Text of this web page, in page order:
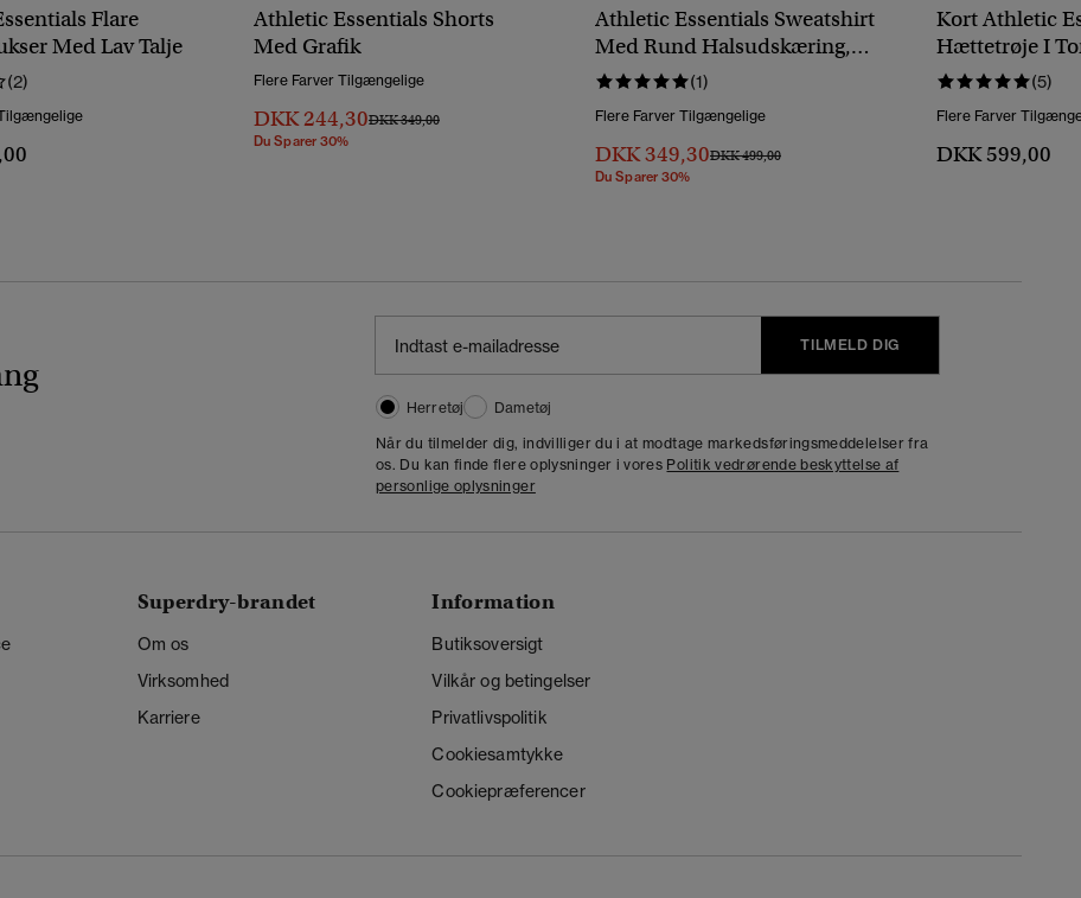
Flare
Med Lav Talje
(2)
Athletic Essentials Shorts
Med Grafik
Flere Farver Tilgængelige
DKK 244,30Pris Nedsat Fra
DKK 349,00Til
Du Sparer 30%
Athletic Essentials Sweatshirt
Med Rund Halsudskæring,
Tone I Tone-Design Og
(1)
Flere Farver Tilgængelige
DKK 349,30Pris Nedsat Fra
DKK 499,00Til
Du Sparer 30%
Kort Athletic
Hættetrøje I
Design
(5)
Flere Farver
DKK 599,00
TILMELD DIG
Herretøj
Dametøj
Når du tilmelder dig, indvilliger du i at modtage markedsføringsmeddelelser fra
os. Du kan finde flere oplysninger i vores Politik vedrørende beskyttelse af
personlige oplysninger
Superdry-brandet
Om os
Virksomhed
Karriere
Information
Butiksoversigt
Vilkår og betingelser
Privatlivspolitik
Cookiesamtykke
Cookiepræferencer